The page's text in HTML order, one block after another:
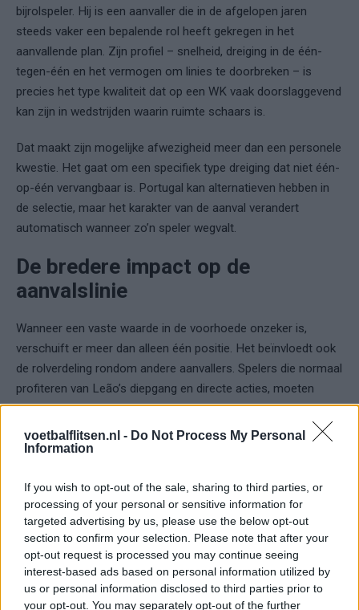
voetbalflitsen.nl - Do Not Process My Personal
Information
If you wish to opt-out of the sale, sharing to third parties, or
processing of your personal or sensitive information for
targeted advertising by us, please use the below opt-out
section to confirm your selection. Please note that after your
opt-out request is processed you may continue seeing
interest-based ads based on personal information utilized by
us or personal information disclosed to third parties prior to
your opt-out. You may separately opt-out of the further
bijrolspeler. Hij is een aanvaller die in de afgelopen jaren
steeds vaker een bepalende rol heeft gekregen in het
aanvallende plan. Zijn profiel – snelheid, dreiging in de één-
tegen-één en het vermogen om linies te doorbreken – is
precies het type kwaliteit dat op een WK vaak doorslaggevend
kan zijn in wedstrijden waarin ruimte schaars is.
Dat maakt zijn mogelijke afwezigheid meer dan een personele
kwestie. Het gaat om een specifiek type dreiging dat niet één-
op-één vervangbaar is. Portugal kan alternatieven hebben in
de selectie, maar het karakter van de aanval verandert
automatisch wanneer zo’n speler wegvalt.
De bredere impact op de
aanvalslinie
Wanneer een vaste waarde in de voorhoede onzeker is,
verschuift er meer dan alleen één positie. Het beïnvloedt ook
de rolverdeling rondom andere aanvallers. Spelers die normaal
profiteren van Leão’s diepgang en directe acties, moeten
mogelijk andere patronen ontwikkelen. Dat vraagt tijd, zeker in
een internationale selectie waar beperkte trainingsdagen
beschikbaar zijn.
Voor een ploeg als Portugal, met hoge verwachtingen richting
het WK, is dat een gevoelig punt. De voorbereiding is
doorgaans strak gepland. Kleine verstoringen kunnen grote
gevolgen hebben voor hoe automatismen zich ontwikkelen.
Discipline en timing in aanloop